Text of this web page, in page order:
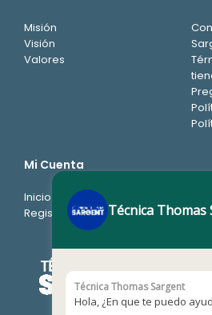
Misión
Visión
Valores
Mi Cuenta
Inicio de sesión
Registro
Técnica Thomas
Técnica Thomas Sargent
Hola, ¿En que te puedo